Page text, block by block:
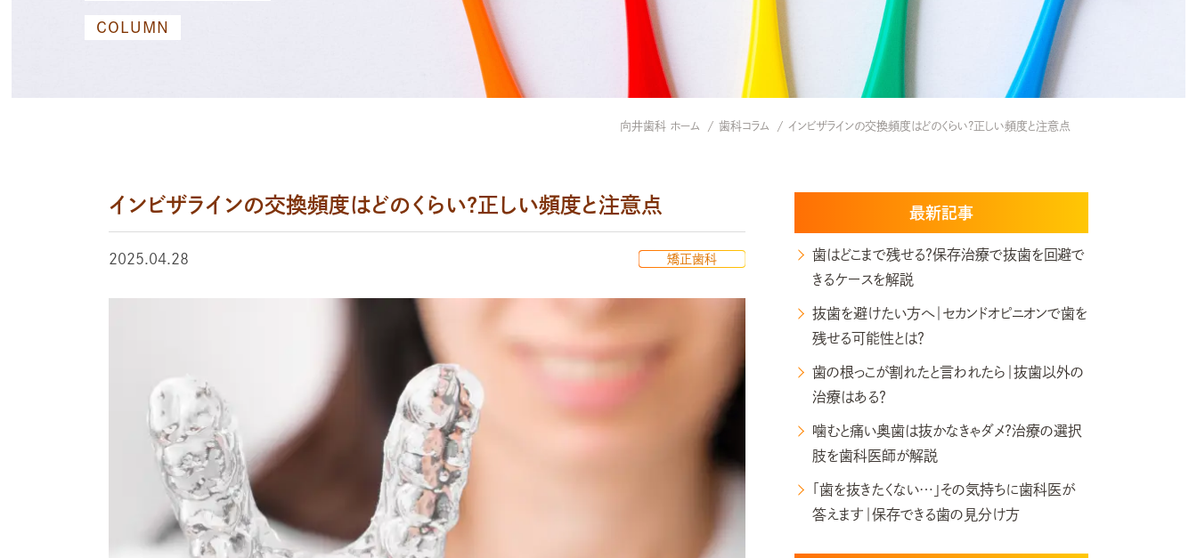
COLUMN
向井歯科 ホーム 歯科コラム インビザラインの交換頻度はどのくらい?正しい頻度と注意点
インビザラインの交換頻度はどのくらい?正しい頻度と注意点
2025.04.28 矯正歯科
最新記事
歯はどこまで残せる？保存治療で抜歯を回避で
きるケースを解説
抜歯を避けたい方へ｜セカンドオピニオンで歯を
残せる可能性とは？
歯の根っこが割れたと言われたら｜抜歯以外の
治療はある？
噛むと痛い奥歯は抜かなきゃダメ?治療の選択
肢を歯科医師が解説
「歯を抜きたくない…」その気持ちに歯科医が
答えます｜保存できる歯の見分け方